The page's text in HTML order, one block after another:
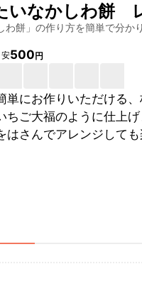
いなかしわ餅
わ餅 」の作り方を簡単で分か
500円
単にお作りいただける
ちご大福のように仕上
さんでアレンジしても